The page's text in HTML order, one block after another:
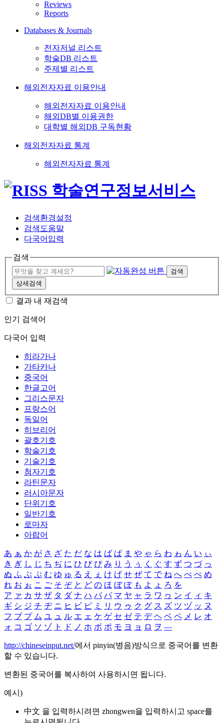
Reviews
Reports
Databases & Journals
전자저널 리스트
학술DB 리스트
주제별 리스트
해외전자자료 이용안내
해외전자자료 이용안내
해외DB별 이용권한
대학별 해외DB 구독현황
해외전자자료 통계
해외전자자료 통계
검색환경설정
검색도움말
다국어입력
검색
검색
상세검색
결과 내 재검색
인기 검색어
다국어 입력
히라가나
가타카나
중국어
한글고어
그리스문자
프랑스어
독일어
히브리어
괄호기호
학술기호
기술기호
첨자기호
라틴문자
러시아문자
단위기호
일반기호
로마자
아랍어
あ ぁ か が さ ざ た だ な は ば ぱ ま や ゃ ら わ ゎ ん い ぃ
き ぎ し じ ち ぢ に ひ び ぴ み り う ぅ く ぐ す ず つ づ っ
ぬ ふ ぶ ぷ む ゆ ゅ る え ぇ け げ せ ぜ て で ね へ べ ぺ め
れ お ぉ こ ご そ ぞ と ど の ほ ぼ ぽ も よ ょ ろ を
ア ァ カ サ ザ タ ダ ナ ハ バ パ マ ヤ ャ ラ ワ ヮ ン イ ィ キ
ギ シ ジ チ ヂ ニ ヒ ビ ピ ミ リ ウ ゥ ク グ ス ズ ツ ヅ ッ ヌ
フ ブ プ ム ユ ュ ル エ ェ ケ ゲ セ ゼ テ デ ヘ ベ ペ メ レ オ
ォ コ ゴ ソ ゾ ト ド ノ ホ ボ ポ モ ヨ ョ ロ ヲ ―
http://chineseinput.net/에서 pinyin(병음)방식으로 중국어를 변환
할 수 있습니다.
변환된 중국어를 복사하여 사용하시면 됩니다.
예시)
中文 을 입력하시려면 zhongwen을 입력하시고 space를